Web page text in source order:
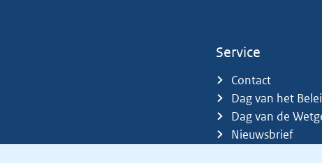
Service
Contact
Dag van het
Dag van de
Nieuwsbrief